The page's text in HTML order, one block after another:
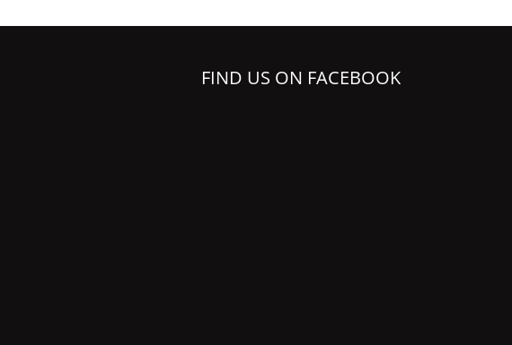
FIND US ON FACEBOOK